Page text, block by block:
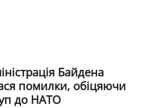
Байдена
помилки, обіцяючи
до НАТО